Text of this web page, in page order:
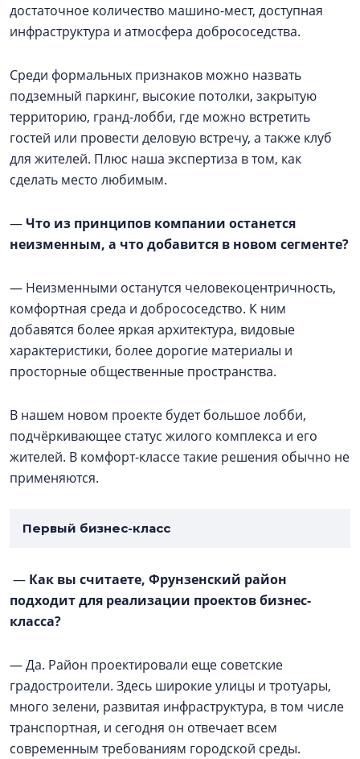
достаточное количество машино-мест, доступная
инфраструктура и атмосфера добрососедства.
Среди формальных признаков можно назвать
подземный паркинг, высокие потолки, закрытую
территорию, гранд-лобби, где можно встретить
гостей или провести деловую встречу, а также клуб
для жителей. Плюс наша экспертиза в том, как
сделать место любимым.
—Что из принципов компании останется
неизменным, а что добавится в новом сегменте?
— Неизменными останутся человекоцентричность,
комфортная среда и добрососедство. К ним
добавятся более яркая архитектура, видовые
характеристики, более дорогие материалы и
просторные общественные пространства.
В нашем новом проекте будет большое лобби,
подчёркивающее статус жилого комплекса и его
жителей. В комфорт-классе такие решения обычно не
применяются.
Первый бизнес-класс
— Как вы считаете, Фрунзенский район
подходит для реализации проектов бизнес-
класса?
— Да. Район проектировали еще советские
градостроители. Здесь широкие улицы и тротуары,
много зелени, развитая инфраструктура, в том числе
транспортная, и сегодня он отвечает всем
современным требованиям городской среды.